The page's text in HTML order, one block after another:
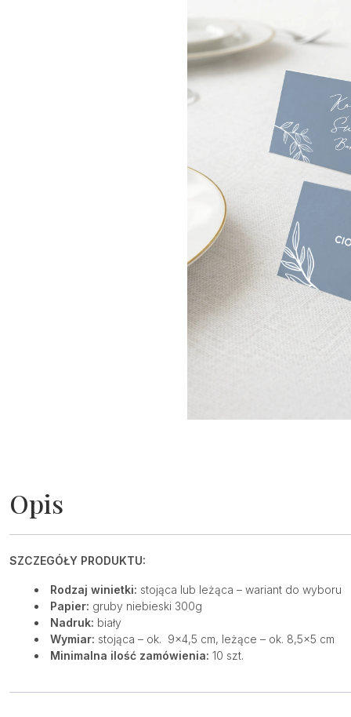
Opis
SZCZEGÓŁY PRODUKTU:
Rodzaj winietki: stojąca lub leżąca – wariant do wyboru
Papier: gruby niebieski 300g
Nadruk: biały
Wymiar: stojąca – ok. 9×4,5 cm, leżące – ok. 8,5×5 cm
Minimalna ilość zamówienia: 10 szt.